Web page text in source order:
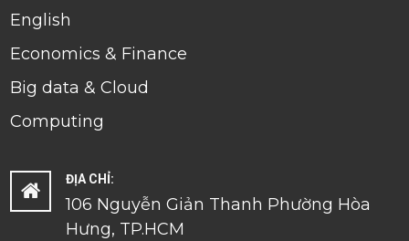
English
Economics & Finance
Big data & Cloud
Computing
ĐỊA CHỈ:
106 Nguyễn Giản Thanh Phường Hòa
Hưng, TP.HCM